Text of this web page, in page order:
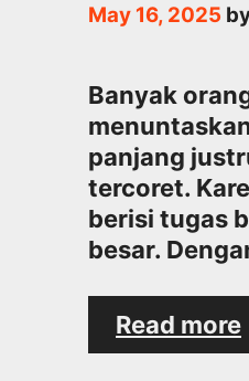
May 16, 2025
Banyak
panjang
tercoret.
berisi tugas
besar.
Read more